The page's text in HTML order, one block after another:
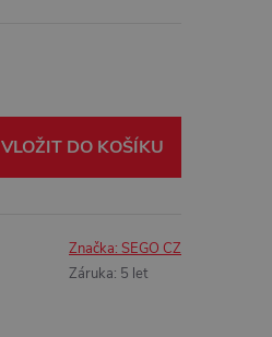
VLOŽIT DO KOŠÍKU
Značka: SEGO CZ
Záruka: 5 let